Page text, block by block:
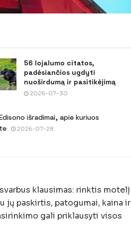
56 lojalumo citatos,
padėsiančios ugdyti
nuoširdumą ir pasitikėjimą
2026-07-30
išradimai, apie kuriuos
2026-07-28
klausimas: rinktis motelį
jų paskirtis, patogumai, kaina ir
gali priklausyti visos